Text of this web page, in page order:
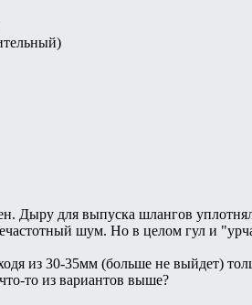
Дыру для выпуска шлангов
шум. Но в целом гул и
из 30-35мм (больше не выйдет)
то из вариантов выше?